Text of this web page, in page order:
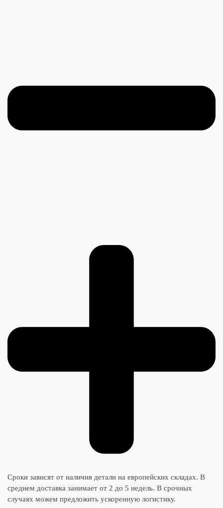
Сроки зависят от наличия детали на европейских складах. В
среднем доставка занимает от 2 до 5 недель. В срочных
случаях можем предложить ускоренную логистику.